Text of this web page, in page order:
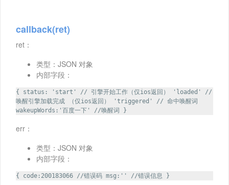
callback(ret)
ret：
类型：JSON 对象
内部字段：
{ status: 'start' // 引擎开始工作（仅ios返回） 'loaded' //
唤醒引擎加载完成 （仅ios返回） 'triggered' // 命中唤醒词
wakeupWords:'百度一下' //唤醒词 }
err：
类型：JSON 对象
内部字段：
{ code:200183066 //错误码 msg:'' //错误信息 }